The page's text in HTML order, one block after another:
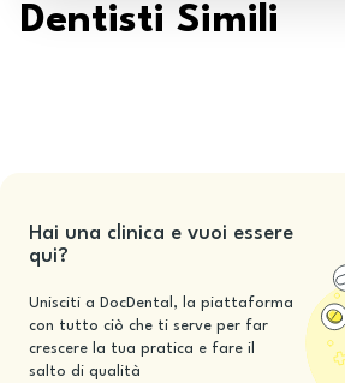
Dentisti Simili
Hai una clinica e vuoi essere
qui?
Unisciti a DocDental, la piattaforma
con tutto ciò che ti serve per far
crescere la tua pratica e fare il
salto di qualità